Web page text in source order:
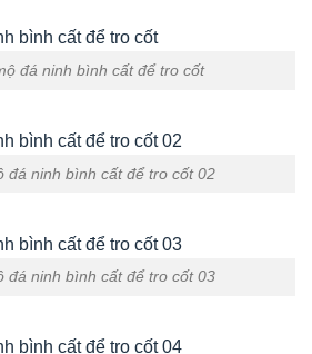
đá ninh bình cất để tro cốt
đá ninh bình cất để tro cốt 02
đá ninh bình cất để tro cốt 03